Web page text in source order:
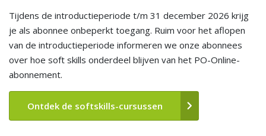
Tijdens de introductieperiode t/m 31 december 2026 krijg
je als abonnee onbeperkt toegang. Ruim voor het aflopen
van de introductieperiode informeren we onze abonnees
over hoe soft skills onderdeel blijven van het PO-Online-
abonnement.
Ontdek de softskills-cursussen